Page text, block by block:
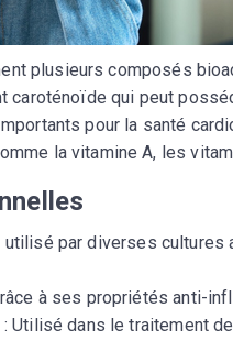
plusieurs composés
caroténoïde qui peut
pour la santé
la vitamine A, les
utilisé par diverses
à ses propriétés anti-
: Utilisé dans le traitement